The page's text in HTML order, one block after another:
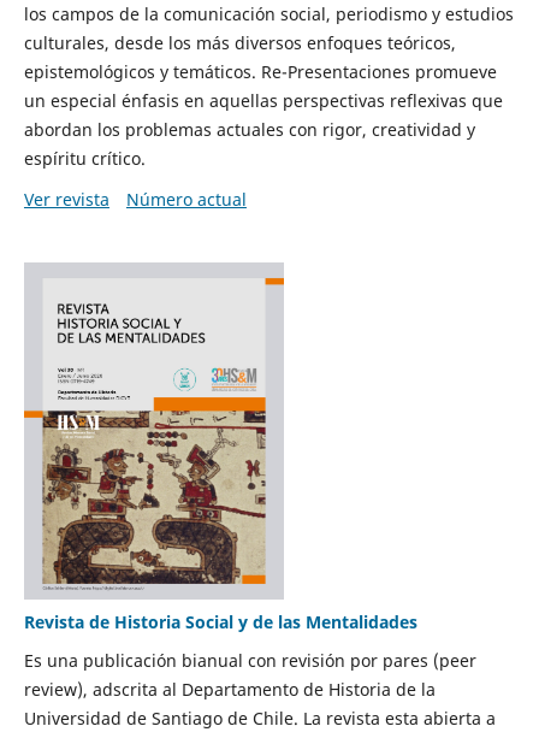
los campos de la comunicación social, periodismo y estudios
culturales, desde los más diversos enfoques teóricos,
epistemológicos y temáticos. Re-Presentaciones promueve
un especial énfasis en aquellas perspectivas reflexivas que
abordan los problemas actuales con rigor, creatividad y
espíritu crítico.
Ver revista
Número actual
Revista de Historia Social y de las Mentalidades
Es una publicación bianual con revisión por pares (peer
review), adscrita al Departamento de Historia de la
Universidad de Santiago de Chile. La revista esta abierta a